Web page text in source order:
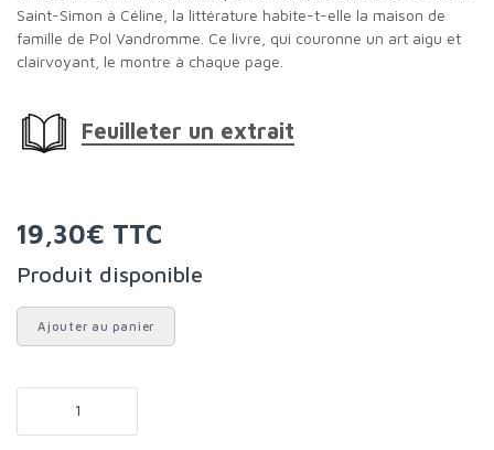
Saint-Simon à Céline, la littérature habite-t-elle la maison de
famille de Pol Vandromme. Ce livre, qui couronne un art aigu et
clairvoyant, le montre à chaque page.
Feuilleter un extrait
19,30€ TTC
Produit disponible
Ajouter au panier